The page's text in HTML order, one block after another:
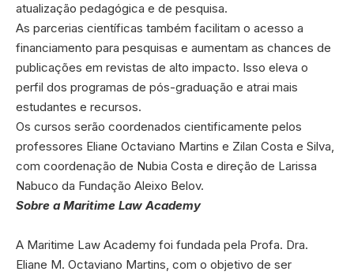
atualização pedagógica e de pesquisa.
As parcerias científicas também facilitam o acesso a
financiamento para pesquisas e aumentam as chances de
publicações em revistas de alto impacto. Isso eleva o
perfil dos programas de pós-graduação e atrai mais
estudantes e recursos.
Os cursos serão coordenados cientificamente pelos
professores Eliane Octaviano Martins e Zilan Costa e Silva,
com coordenação de Nubia Costa e direção de Larissa
Nabuco da Fundação Aleixo Belov.
Sobre a Maritime Law Academy
A Maritime Law Academy foi fundada pela Profa. Dra.
Eliane M. Octaviano Martins, com o objetivo de ser